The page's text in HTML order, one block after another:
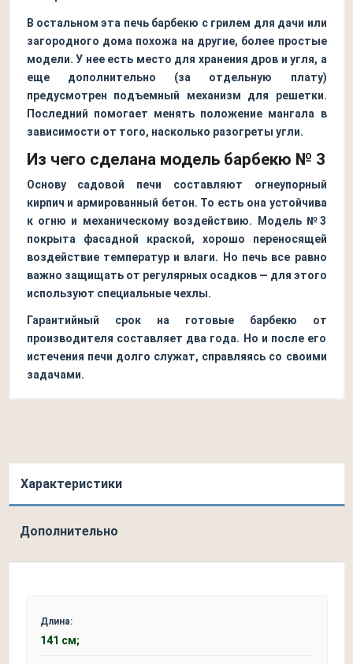
В остальном эта печь барбекю с грилем для дачи или
загородного дома похожа на другие, более простые
модели. У нее есть место для хранения дров и угля, а
еще дополнительно (за отдельную плату)
предусмотрен подъемный механизм для решетки.
Последний помогает менять положение мангала в
зависимости от того, насколько разогреты угли.
Из чего сделана модель барбекю № 3
Основу садовой печи составляют огнеупорный
кирпич и армированный бетон. То есть она устойчива
к огню и механическому воздействию. Модель №3
покрыта фасадной краской, хорошо переносящей
воздействие температур и влаги. Но печь все равно
важно защищать от регулярных осадков — для этого
используют специальные чехлы.
Гарантийный срок на готовые барбекю от
производителя составляет два года. Но и после его
истечения печи долго служат, справляясь со своими
задачами.
Характеристики
Дополнительно
Длина:
141 см;